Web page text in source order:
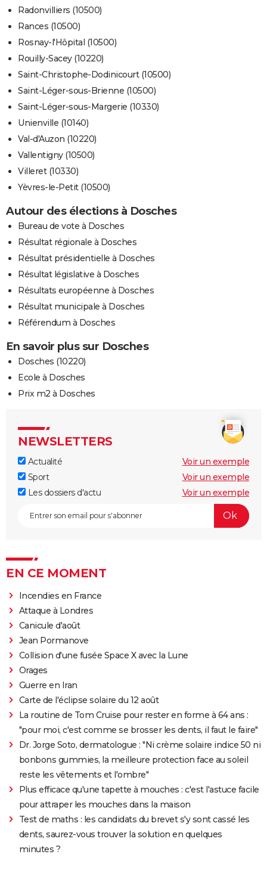
Radonvilliers (10500)
Rances (10500)
Rosnay-l'Hôpital (10500)
Rouilly-Sacey (10220)
Saint-Christophe-Dodinicourt (10500)
Saint-Léger-sous-Brienne (10500)
Saint-Léger-sous-Margerie (10330)
Unienville (10140)
Val-d'Auzon (10220)
Vallentigny (10500)
Villeret (10330)
Yèvres-le-Petit (10500)
Autour des élections à Dosches
Bureau de vote à Dosches
Résultat régionale à Dosches
Résultat présidentielle à Dosches
Résultat législative à Dosches
Résultats européenne à Dosches
Résultat municipale à Dosches
Référendum à Dosches
En savoir plus sur Dosches
Dosches (10220)
Ecole à Dosches
Prix m2 à Dosches
NEWSLETTERS
Actualité
Voir un exemple
Sport
Voir un exemple
Les dossiers d'actu
Voir un exemple
EN CE MOMENT
Incendies en France
Attaque à Londres
Canicule d'août
Jean Pormanove
Collision d'une fusée Space X avec la Lune
Orages
Guerre en Iran
Carte de l'éclipse solaire du 12 août
La routine de Tom Cruise pour rester en forme à 64 ans :
"pour moi, c'est comme se brosser les dents, il faut le faire"
Dr. Jorge Soto, dermatologue : "Ni crème solaire indice 50 ni
bonbons gummies, la meilleure protection face au soleil
reste les vêtements et l'ombre"
Plus efficace qu'une tapette à mouches : c'est l'astuce facile
pour attraper les mouches dans la maison
Test de maths : les candidats du brevet s'y sont cassé les
dents, saurez-vous trouver la solution en quelques
minutes ?